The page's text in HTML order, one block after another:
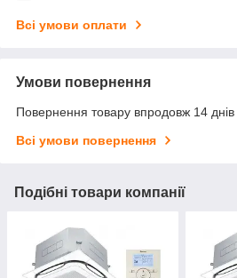
Всі умови оплати
Умови повернення
Повернення товару впродовж 14
Всі умови повернення
Подібні товари компанії